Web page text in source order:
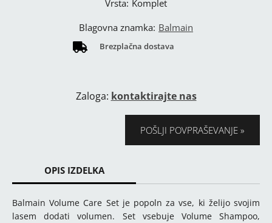
Vrsta: Komplet
Blagovna znamka: Balmain
Brezplačna dostava
Zaloga: kontaktirajte nas
POŠLJI POVPRAŠEVANJE
OPIS IZDELKA
Balmain Volume Care Set je popoln za vse, ki želijo svojim
lasem dodati volumen. Set vsebuje Volume Shampoo,